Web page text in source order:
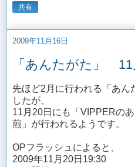
共有
2009年11月16日
「あんたがた」
先ほど2月に行われる「あん
したが、
11月20日にも「VIPPERの
煎」が行われるようです。
OPフラッシュによると、
2009年11月20日19:30